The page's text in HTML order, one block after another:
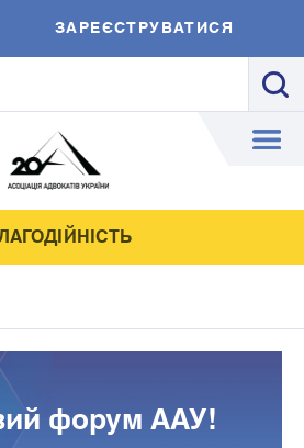
ЗАРЕЄСТРУВАТИСЯ
форум ААУ!